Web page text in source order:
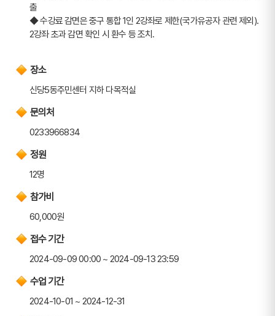
출
◆ 수강료 감면은 중구 통합 1인 2강좌로 제한(국가유공자 관련 제외).
2강좌 초과 감면 확인 시 환수 등 조치.
장소
신당5동주민센터 지하 다목적실
문의처
0233966834
정원
12명
참가비
60,000원
접수 기간
2024-09-09 00:00 ~ 2024-09-13 23:59
수업 기간
2024-10-01 ~ 2024-12-31